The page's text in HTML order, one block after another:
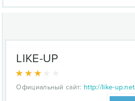
LIKE-UP
Официальный сайт: http://like-up.net